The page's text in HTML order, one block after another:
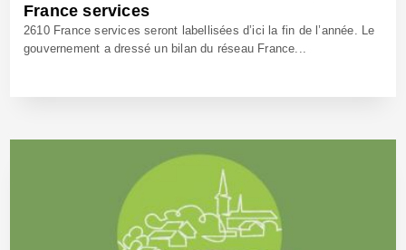
France services
2610 France services seront labellisées d’ici la fin de l’année. Le
gouvernement a dressé un bilan du réseau France...
11 Nov 2022 - Réf: BW41433